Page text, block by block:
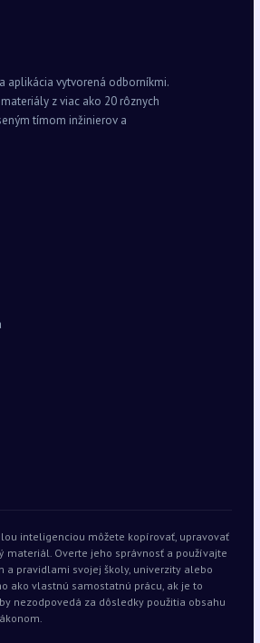
aplikácia vytvorená odborníkmi.
z viac ako 20 rôznych
tímom inžinierov a
inteligenciou môžete kopírovať, upravovať
materiál. Overte jeho správnosť a používajte
a pravidlami svojej školy, univerzity alebo
ako vlastnú samostatnú prácu, ak je to
nezodpovedá za dôsledky použitia obsahu